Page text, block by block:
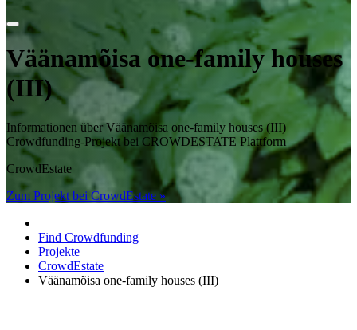
Väänamõisa one-family houses
(III)
Informationen über Väänamõisa one-family houses (III)
Crowdfunding-Projekt bei CROWDESTATE Plattform
CrowdEstate
Zum Projekt bei CrowdEstate »
Find Crowdfunding
Projekte
CrowdEstate
Väänamõisa one-family houses (III)